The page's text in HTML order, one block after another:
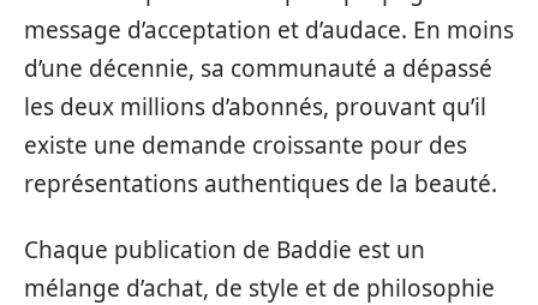
message d’acceptation et d’audace. En moins
d’une décennie, sa communauté a dépassé
les deux millions d’abonnés, prouvant qu’il
existe une demande croissante pour des
représentations authentiques de la beauté.
Chaque publication de Baddie est un
mélange d’achat, de style et de philosophie